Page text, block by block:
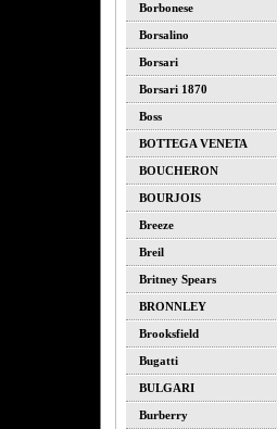
Borbonese
Borsalino
Borsari
Borsari 1870
Boss
BOTTEGA VENETA
BOUCHERON
BOURJOIS
Breeze
Breil
Britney Spears
BRONNLEY
Brooksfield
Bugatti
BULGARI
Burberry